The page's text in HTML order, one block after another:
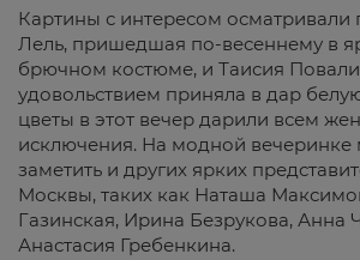
Картины с интересом осматривали
Лель, пришедшая по-весеннему в
брючном костюме, и Таисия
удовольствием приняла в дар
цветы в этот вечер дарили всем
исключения. На модной
заметить и других ярких
Москвы, таких как Наташа
Газинская, Ирина Безрукова, Анна
Анастасия Гребенкина.